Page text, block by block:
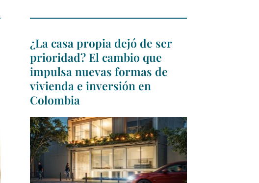
¿La casa propia dejó de ser
prioridad? El cambio que
impulsa nuevas formas de
vivienda e inversión en
Colombia